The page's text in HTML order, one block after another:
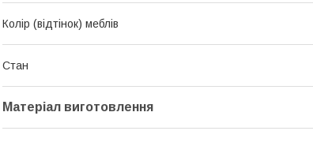
Колір (відтінок) меблів
Стан
Матеріал виготовлення